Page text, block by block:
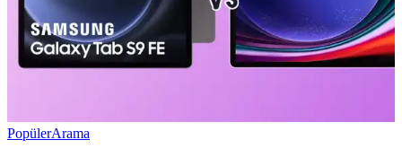
PopülerArama